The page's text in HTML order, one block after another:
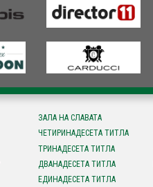
ЗАЛА НА СЛАВАТА
ЧЕТИРИНАДЕСЕТА ТИТЛА
ТРИНАДЕСЕТА ТИТЛА
ДВАНАДЕСЕТА ТИТЛА
ЕДИНАДЕСЕТА ТИТЛА